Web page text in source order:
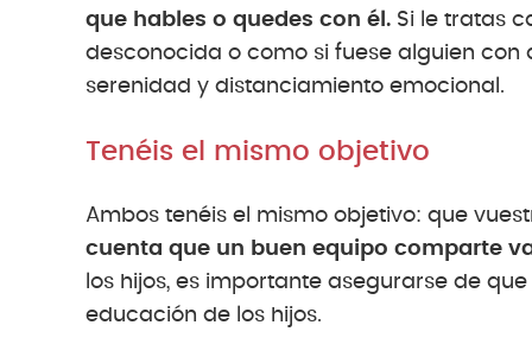
que hables o quedes con él. Si le tratas
desconocida o como si fuese alguien
serenidad y distanciamiento emocional.
Tenéis el mismo objetivo
Ambos tenéis el mismo objetivo: que
cuenta que un buen equipo comparte
los hijos, es importante asegurarse de
educación de los hijos.